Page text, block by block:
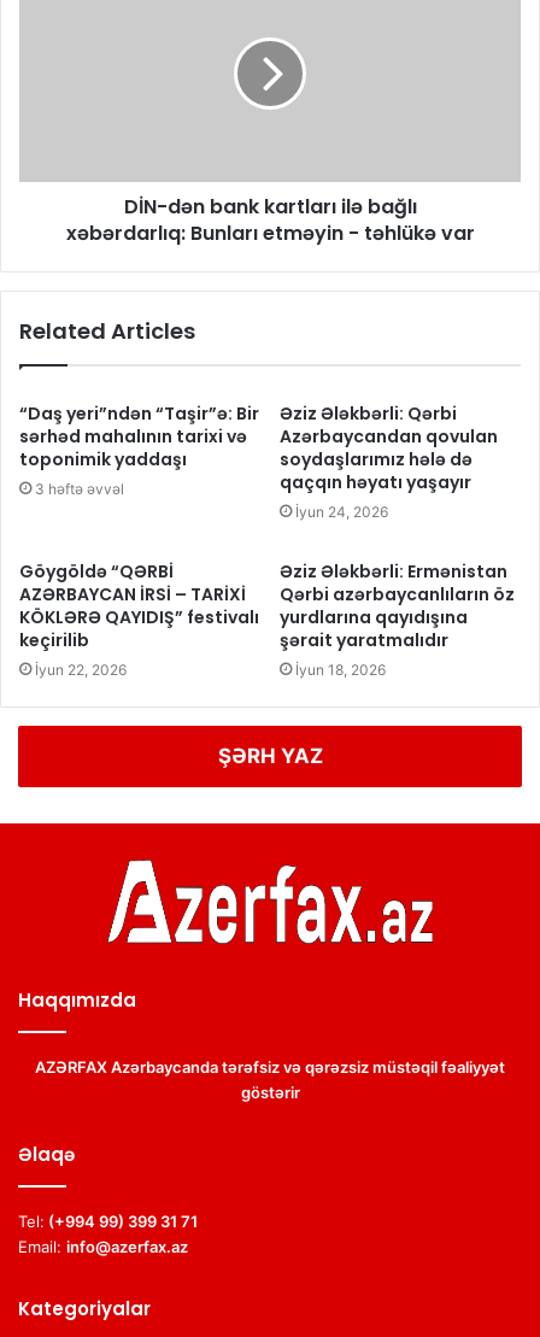
DİN-dən bank kartları ilə bağlı
xəbərdarlıq: Bunları etməyin - təhlükə var
Related Articles
“Daş yeri”ndən “Taşir”ə: Bir
sərhəd mahalının tarixi və
toponimik yaddaşı
3 həftə əvvəl
Əziz Ələkbərli: Qərbi
Azərbaycandan qovulan
soydaşlarımız hələ də
qaçqın həyatı yaşayır
İyun 24, 2026
Göygöldə “QƏRBİ
AZƏRBAYCAN İRSİ – TARİXİ
KÖKLƏRƏ QAYIDIŞ” festivalı
keçirilib
İyun 22, 2026
Əziz Ələkbərli: Ermənistan
Qərbi azərbaycanlıların öz
yurdlarına qayıdışına
şərait yaratmalıdır
İyun 18, 2026
ŞƏRH YAZ
Haqqımızda
AZƏRFAX Azərbaycanda tərəfsiz və qərəzsiz müstəqil fəaliyyət
göstərir
Əlaqə
Tel: (+994 99) 399 31 71
Email: info@azerfax.az
Kategoriyalar